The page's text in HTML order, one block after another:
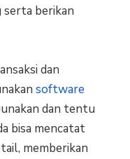
berikan
dan
software
dan tentu
bisa mencatat
memberikan